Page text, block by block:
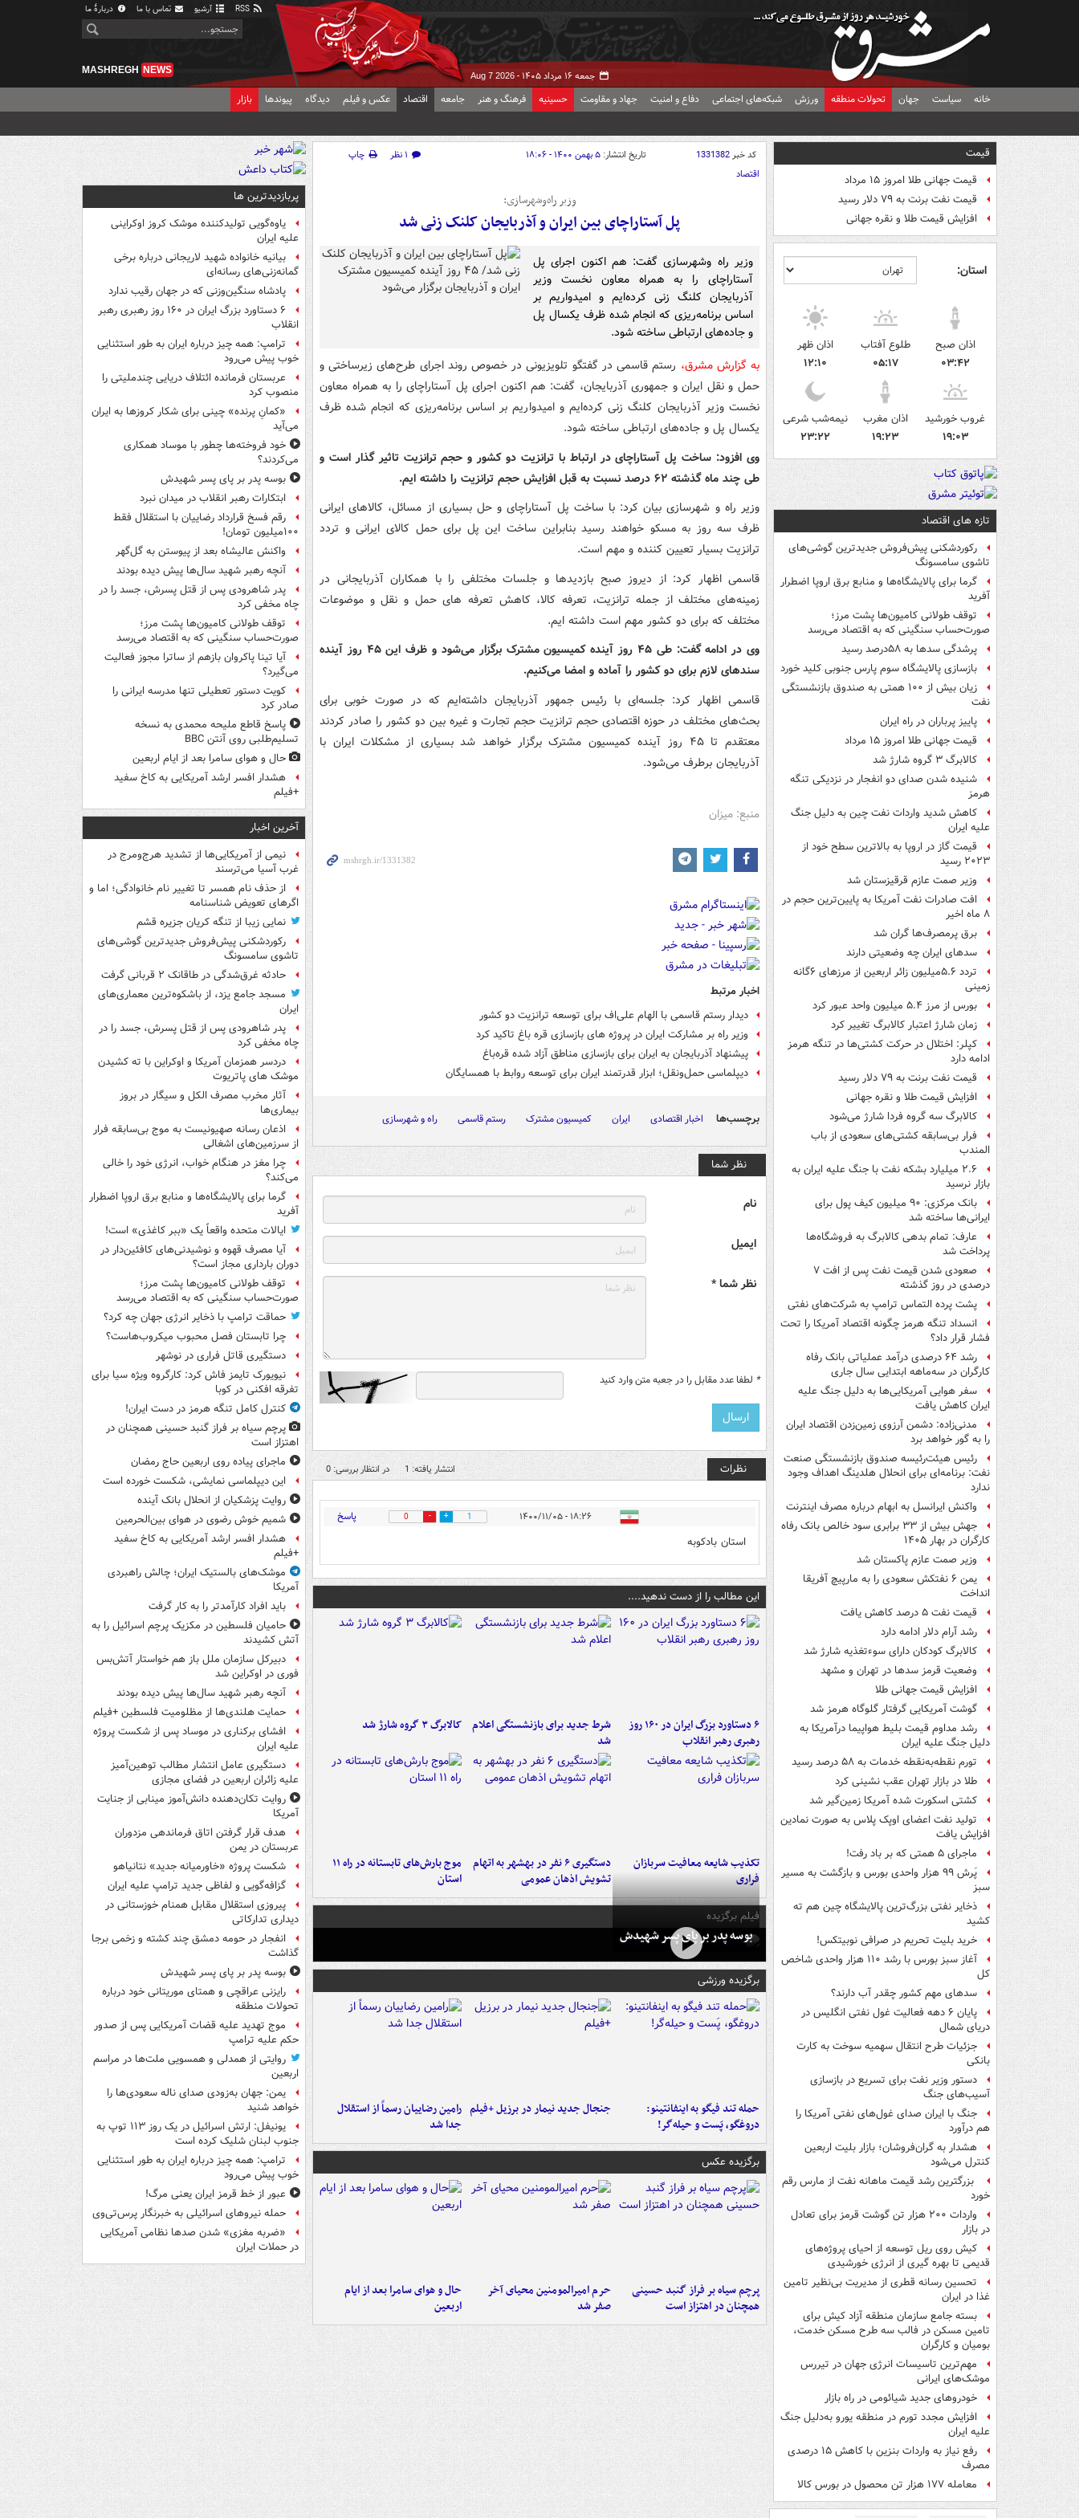
آرشیو تماس با ما دربارهٔ ما
جمعه ۱۶ مرداد ۱۴۰۵ - Aug 7 2026
MASHREGH NEWS
خانه سیاست جهان تحولات منطقه ورزش شبکه‌های اجتماعی دفاع و امنیت جهاد و مقاومت حسینیه فرهنگ و هنر جامعه اقتصاد عکس و فیلم دیدگاه پیوندها بازار
قیمت
قیمت جهانی طلا امروز ۱۵ مرداد
قیمت نفت برنت به ۷۹ دلار رسید
افزایش قیمت طلا و نقره جهانی
استان:
اذان صبح
۰۳:۴۲
طلوع آفتاب
۰۵:۱۷
اذان ظهر
۱۲:۱۰
غروب خورشید
۱۹:۰۳
اذان مغرب
۱۹:۲۳
نیمه‌شب شرعی
۲۳:۲۲
تازه های اقتصاد
رکوردشکنی پیش‌فروش جدیدترین گوشی‌های
تاشوی سامسونگ
گرما برای پالایشگاه‌ها و منابع برق اروپا اضطرار
آفرید
توقف طولانی کامیون‌ها پشت مرز؛
صورت‌حساب سنگینی که به اقتصاد می‌رسد
پرشدگی سدها به ۵۸درصد رسید
بازسازی پالایشگاه سوم پارس جنوبی کلید خورد
زیان بیش از ۱۰۰ همتی به صندوق‌ بازنشستگی
نفت
پاییز پرباران در راه ایران
قیمت جهانی طلا امروز ۱۵ مرداد
کالابرگ ۳ گروه شارژ شد
شنیده شدن صدای دو انفجار در نزدیکی تنگه
هرمز
کاهش شدید واردات نفت چین به دلیل جنگ
علیه ایران
قیمت گاز در اروپا به بالاترین سطح خود از
۲۰۲۳ رسید
وزیر صمت عازم قرقیزستان شد
افت صادرات نفت آمریکا به پایین‌ترین حجم در
۸ ماه اخیر
برق پرمصرف‌ها گران شد
سدهای ایران چه وضعیتی دارند
تردد ۵.۶میلیون زائر اربعین از مرزهای ۶گانه
زمینی
بورس از مرز ۵.۴ میلیون واحد عبور کرد
زمان شارژ اعتبار کالابرگ تغییر کرد
کپلر: اختلال در حرکت کشتی‌ها در تنگه هرمز
ادامه دارد
قیمت نفت برنت به ۷۹ دلار رسید
افزایش قیمت طلا و نقره جهانی
کالابرگ سه گروه فردا شارژ می‌شود
فرار بی‌سابقه کشتی‌های سعودی از باب
المندب
۲.۶ میلیارد بشکه نفت با جنگ علیه ایران به
بازار نرسید
بانک مرکزی: ۹۰ میلیون کیف پول برای
ایرانی‌ها ساخته شد
عارف: تمام بدهی کالابرگ به فروشگاه‌ها
پرداخت شد
صعودی شدن قیمت نفت پس از افت ۷
درصدی در روز گذشته
پشت پرده التماس ترامپ به شرکت‌های نفتی
انسداد تنگه هرمز چگونه اقتصاد آمریکا را تحت
فشار قرار داد؟
رشد ۶۴ درصدی درآمد عملیاتی بانک رفاه
کارگران در سه‌ماهه ابتدایی سال جاری
سفر هوایی آمریکایی‌ها به دلیل جنگ علیه
ایران کاهش یافت
مدنی‌زاده: دشمن آرزوی زمین‌زدن اقتصاد ایران
را به گور خواهد برد
رئیس هیئت‌رئیسه صندوق بازنشستگی صنعت
نفت: برنامه‌ای برای انحلال هلدینگ اهداف وجود
ندارد
واکنش ایرانسل به ابهام درباره مصرف اینترنت
جهش بیش از ۳۳ برابری سود خالص بانک رفاه
کارگران در بهار ۱۴۰۵
وزیر صمت عازم پاکستان شد
یمن ۶ نفتکش سعودی را به مارپیچ آفریقا
انداخت
قیمت نفت ۵ درصد کاهش یافت
رشد آرام دلار ادامه دارد
کالابرگ کودکان دارای سوءتغذیه شارژ شد
وضعیت قرمز سدها در تهران و مشهد
افزایش قیمت جهانی طلا
گوشت آمریکایی گرفتار گلوگاه هرمز شد
رشد مداوم قیمت بلیط هواپیما درآمریکا به
دلیل جنگ علیه ایران
تورم نقطه‌به‌نقطه خدمات به ۵۸ درصد رسید
طلا در بازار تهران عقب نشینی کرد
کشتی اسکورت شده آمریکا زمین‌گیر شد
تولید نفت اعضای اوپک پلاس به صورت نمادین
افزایش یافت
ماجرای ۵ همتی که بر باد رفت!
پَرش ۹۹ هزار واحدی بورس و بازگشت به مسیر
سبز
ذخایر نفتی بزرگ‌ترین پالایشگاه چین هم ته
کشید
خرید بلیت تحریم در صرافی نوبیتکس!
آغاز سبز بورس با رشد ۱۱۰ هزار واحدی شاخص
کل
سدهای مهم کشور چقدر آب دارند؟
پایان ۶ دهه فعالیت غول نفتی انگلیس در
دریای شمال
جزئیات طرح انتقال سهمیه سوخت به کارت
بانکی
دستور وزیر نفت برای تسریع در بازسازی
آسیب‌های جنگ
جنگ با ایران صدای غول‌های نفتی آمریکا را
هم درآورد
هشدار به گران‌فروشان؛ بازار بلیت اربعین
کنترل می‌شود
بزرگترین رشد قیمت ماهانه نفت از مارس رقم
خورد
واردات ۲۰۰ هزار تن گوشت قرمز برای تعادل
در بازار
کیش روی ریل توسعه از احیای پروژه‌های
قدیمی تا بهره گیری از انرژی خورشیدی
تحسین رسانه قطری از مدیریت بی‌نظیر تامین
غذا در ایران
بسته جامع سازمان منطقه آزاد کیش برای
تامین مسکن در فالب سه طرح مسکن خدمت،
بومیان و کارگران
مهم‌ترین تاسیسات انرژی جهان در تیررس
موشک‌های ایرانی
خودروهای جدید شیائومی در راه بازار
افزایش مجدد تورم در منطقه یورو به‌دلیل جنگ
علیه ایران
رفع نیاز به واردات بنزین با کاهش ۱۵ درصدی
مصرف
معامله ۱۷۷ هزار تن محصول در بورس کالا
کد خبر1331382 تاریخ انتشار: ۵ بهمن ۱۴۰۰ - ۱۸:۰۶ ۱ نظر
چاپ
اقتصاد
وزیر راه‌وشهرسازی:
پل آستاراچای بین ایران و آذربایجان کلنک زنی شد
وزیر راه وشهرسازی گفت: هم اکنون اجرای پل
آستاراچای را به همراه معاون نخست وزیر
آذربایجان کلنگ زنی کرده‌ایم و امیدواریم بر
اساس برنامه‌ریزی که انجام شده ظرف یکسال پل
و جاده‌های ارتباطی ساخته شود.
به گزارش مشرق، رستم قاسمی در گفتگو تلویزیونی در خصوص روند اجرای طرح‌های زیرساختی و
حمل و نقل ایران و جمهوری آذربایجان، گفت: هم اکنون اجرای پل آستاراچای را به همراه معاون
نخست وزیر آذربایجان کلنگ زنی کرده‌ایم و امیدواریم بر اساس برنامه‌ریزی که انجام شده ظرف
یکسال پل و جاده‌های ارتباطی ساخته شود.
وی افزود: ساخت پل آستاراچای در ارتباط با ترانزیت دو کشور و حجم ترانزیت تاثیر گذار است و
طی چند ماه گذشته ۶۲ درصد نسبت به قبل افزایش حجم ترانزیت را داشته ایم.
وزیر راه و شهرسازی بیان کرد: با ساخت پل آستاراچای و حل بسیاری از مسائل، کالاهای ایرانی
ظرف سه روز به مسکو خواهند رسید بنابراین ساخت این پل برای حمل کالای ایرانی و تردد
ترانزیت بسیار تعیین کننده و مهم است.
قاسمی اظهار کرد: از دیروز صبح بازدیدها و جلسات مختلفی را با همکاران آذربایجانی در
زمینه‌های مختلف از جمله ترانزیت، تعرفه کالا، کاهش تعرفه های حمل و نقل و موضوعات
مختلف که برای دو کشور مهم است داشته ایم.
وی در ادامه گفت: طی ۴۵ روز آینده کمیسیون مشترک برگزار می‌شود و ظرف این ۴۵ روز آینده
سندهای لازم برای دو کشور را آماده و امضا می‌کنیم.
قاسمی اظهار کرد: جلسه‌ای با رئیس جمهور آذربایجان داشته‌ایم که در صورت خوبی برای
بحث‌های مختلف در حوزه اقتصادی حجم ترانزیت حجم تجارت و غیره بین دو کشور را صادر کردند
معتقدم تا ۴۵ روز آینده کمیسیون مشترک برگزار خواهد شد بسیاری از مشکلات ایران با
آذربایجان برطرف می‌شود.
منبع: میزان
اخبار مرتبط
دیدار رستم قاسمی با الهام علی‌اف برای توسعه ترانزیت دو کشور
وزیر راه بر مشارکت ایران در پروژه های بازسازی قره باغ تاکید کرد
پیشنهاد آذربایجان به ایران برای بازسازی مناطق آزاد شده قره‌باغ
دیپلماسی حمل‌ونقل؛ ابزار قدرتمند ایران برای توسعه روابط با همسایگان
برچسب‌ها اخبار اقتصادی ایران کمیسیون مشترک رستم قاسمی راه و شهرسازی
نظر شما
نام
ایمیل
نظر شما *
* لطفا عدد مقابل را در جعبه متن وارد کنید
نظرات انتشار یافته: 1 در انتظار بررسی: 0
۱۸:۲۶ - ۱۴۰۰/۱۱/۰۵ 1
0 پاسخ
استان بادکوبه
این مطالب را از دست ندهید....
۶ دستاورد بزرگ ایران در ۱۶۰ روز
رهبری رهبر انقلاب
شرط جدید برای بازنشستگی اعلام
شد
کالابرگ ۳ گروه شارژ شد
تکذیب شایعه معافیت سربازان
فراری
دستگیری ۶ نفر در بهشهر به اتهام
تشویش اذهان عمومی
موج بارش‌های تابستانه در راه ۱۱
استان
فیلم برگزیده
بوسه‌ پدر بر پای پسر شهیدش
برگزیده ورزشی
حمله تند فیگو به اینفانتینو:
دروغگو، پَست‌ و حیله‌گر!
جنجال جدید نیمار در برزیل +فیلم رامین رضاییان رسماً از استقلال
جدا شد
برگزیده عکس
پرچم سیاه بر فراز گنبد حسینی
همچنان در اهتزاز است
حرم امیرالمومنین محیای آخر
صفر شد
حال و هوای سامرا بعد از ایام
اربعین
پربازدیدترین ها
یاوه‌گویی تولیدکننده موشک کروز اوکراینی
علیه ایران
بیانیه خانواده شهید لاریجانی درباره برخی
گمانه‌زنی‌های رسانه‌ای
پادشاه سنگین‌وزنی که در جهان رقیب ندارد
۶ دستاورد بزرگ ایران در ۱۶۰ روز رهبری رهبر
انقلاب
ترامپ: همه چیز درباره ایران به طور استثنایی
خوب پیش می‌رود
عربستان فرمانده ائتلاف دریایی چندملیتی را
منصوب کرد
«کمانِ پرنده» چینی برای شکار کروزها به ایران
می‌آید
خود فروخته‌ها چطور با موساد همکاری
می‌کردند؟
بوسه‌ پدر بر پای پسر شهیدش
ابتکارات رهبر انقلاب در میدان نبرد
رقم فسخ قرارداد رضاییان با استقلال فقط
۱۰۰میلیون تومان!
واکنش عالیشاه بعد از پیوستن به گل‌گهر
آنچه رهبر شهید سال‌ها پیش دیده بودند
پدر شاهرودی پس از قتل پسرش، جسد را در
چاه مخفی کرد
توقف طولانی کامیون‌ها پشت مرز؛
صورت‌حساب سنگینی که به اقتصاد می‌رسد
آیا تینا پاکروان بازهم از ساترا مجوز فعالیت
می‌گیرد؟
کویت دستور تعطیلی تنها مدرسه ایرانی را
صادر کرد
پاسخ قاطع ملیحه محمدی به نسخه
تسلیم‌طلبی روی آنتن BBC
حال و هوای سامرا بعد از ایام اربعین
هشدار افسر ارشد آمریکایی به کاخ سفید
+فیلم
آخرین اخبار
نیمی از آمریکایی‌ها از تشدید هرج‌ومرج در
غرب آسیا می‌ترسند
از حذف نام همسر تا تغییر نام خانوادگی؛ اما و
اگرهای تعویض شناسنامه
نمایی زیبا از تنگه کریان جزیره قشم
رکوردشکنی پیش‌فروش جدیدترین گوشی‌های
تاشوی سامسونگ
حادثه غرق‌شدگی در طاقانک ۲ قربانی گرفت
مسجد جامع یزد، از باشکوه‌ترین معماری‌های
ایران
پدر شاهرودی پس از قتل پسرش، جسد را در
چاه مخفی کرد
دردسر همزمان آمریکا و اوکراین با ته کشیدن
موشک های پاتریوت
آثار مخرب مصرف الکل و سیگار در بروز
بیماری‌ها
اذعان رسانه صهیونیست به موج بی‌سابقه فرار
از سرزمین‌های اشغالی
چرا مغز در هنگام خواب، انرژی خود را خالی
می‌کند؟
گرما برای پالایشگاه‌ها و منابع برق اروپا اضطرار
آفرید
ایالات متحده واقعاً یک «ببر کاغذی» است!
آیا مصرف قهوه و نوشیدنی‌های کافئین‌دار در
دوران بارداری مجاز است؟
توقف طولانی کامیون‌ها پشت مرز؛
صورت‌حساب سنگینی که به اقتصاد می‌رسد
حماقت ترامپ با ذخایر انرژی جهان چه کرد؟
چرا تابستان فصل محبوب میکروب‌هاست؟
دستگیری قاتل فراری در نوشهر
نیویورک تایمز فاش کرد: کارگروه ویژه سیا برای
تفرقه افکنی در کوبا
کنترل کامل تنگه هرمز در دست ایران!
پرچم سیاه بر فراز گنبد حسینی همچنان در
اهتزاز است
ماجرای پیاده روی اربعین حاج رمضان
این دیپلماسی نمایشی، شکست خورده است
روایت پزشکیان از انحلال بانک آینده
شمیم خوش رضوی در هوای بین‌الحرمین
هشدار افسر ارشد آمریکایی به کاخ سفید
+فیلم
موشک‌های بالستیک ایران؛ چالش راهبردی
آمریکا
باید افراد کارآمدتر را به کار گرفت
حامیان فلسطین در مکزیک پرچم اسرائیل را به
آتش کشیدند
دبیرکل سازمان ملل باز هم خواستار آتش‌بس
فوری در اوکراین شد
آنچه رهبر شهید سال‌ها پیش دیده بودند
حمایت هلندی‌ها از مظلومیت فلسطین +فیلم
افشای برکناری در موساد پس از شکست پروژه
علیه ایران
دستگیری عامل انتشار مطالب توهین‌آمیز
علیه زائران اربعین در فضای مجازی
روایت تکان‌دهنده دانش‌آموز مینابی از جنایت
آمریکا
هدف قرار گرفتن اتاق‌ فرماندهی مزدوران
عربستان در یمن
شکست پروژه «خاورمیانه جدید» نتانیاهو
گزافه‌گویی و لفاظی جدید ترامپ علیه ایران
پیروزی استقلال مقابل همنام خوزستانی در
دیداری تدارکاتی
انفجار در حومه دمشق چند کشته و زخمی برجا
گذاشت
بوسه‌ پدر بر پای پسر شهیدش
رایزنی عراقچی و همتای موریتانی خود درباره
تحولات منطقه
موج تهدید علیه قضات آمریکایی پس از صدور
حکم علیه ترامپ
روایتی از همدلی و همسویی ملت‌ها در مراسم
اربعین
یمن: جهان به‌زودی صدای ناله سعودی‌ها را
خواهد شنید
یونیفل: ارتش اسرائیل در یک روز ۱۱۳ توپ به
جنوب لبنان شلیک کرده است
ترامپ: همه چیز درباره ایران به طور استثنایی
خوب پیش می‌رود
عبور از خط قرمز ایران یعنی مرگ!
حمله نیروهای اسرائیلی به خبرنگار پرس‌تی‌وی
«ضربه مغزی» شدن صدها نظامی آمریکایی
در حملات ایران